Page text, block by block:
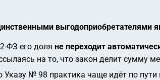
выгодоприобретателями
ФЗ его доля не переходит
на то, что закон делит сумму
№ 98 практика чаще идёт по